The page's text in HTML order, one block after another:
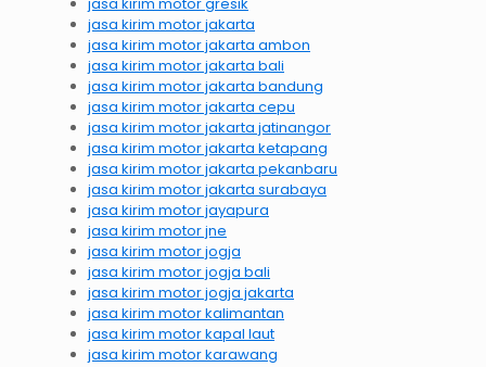
jasa kirim motor jakarta
jasa kirim motor jakarta ambon
jasa kirim motor jakarta bali
jasa kirim motor jakarta bandung
jasa kirim motor jakarta cepu
jasa kirim motor jakarta jatinangor
jasa kirim motor jakarta ketapang
jasa kirim motor jakarta pekanbaru
jasa kirim motor jakarta surabaya
jasa kirim motor jayapura
jasa kirim motor jne
jasa kirim motor jogja
jasa kirim motor jogja bali
jasa kirim motor jogja jakarta
jasa kirim motor kalimantan
jasa kirim motor kapal laut
jasa kirim motor karawang